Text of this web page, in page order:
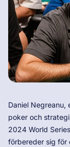
Daniel Negreanu,
poker och
2024 World
förbereder sig för